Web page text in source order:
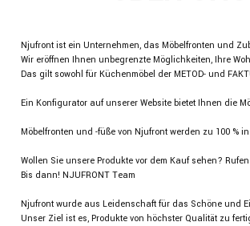
Njufront ist ein Unternehmen, das Möbelfronten und
Wir eröffnen Ihnen unbegrenzte Möglichkeiten, Ihre
Das gilt sowohl für Küchenmöbel der METOD- und
Ein Konfigurator auf unserer Website bietet Ihnen die
Möbelfronten und -füße von Njufront werden zu 100 %
Wollen Sie unsere Produkte vor dem Kauf sehen?
Bis dann! NJUFRONT Team
Njufront wurde aus Leidenschaft für das Schöne und
Unser Ziel ist es, Produkte von höchster Qualität zu